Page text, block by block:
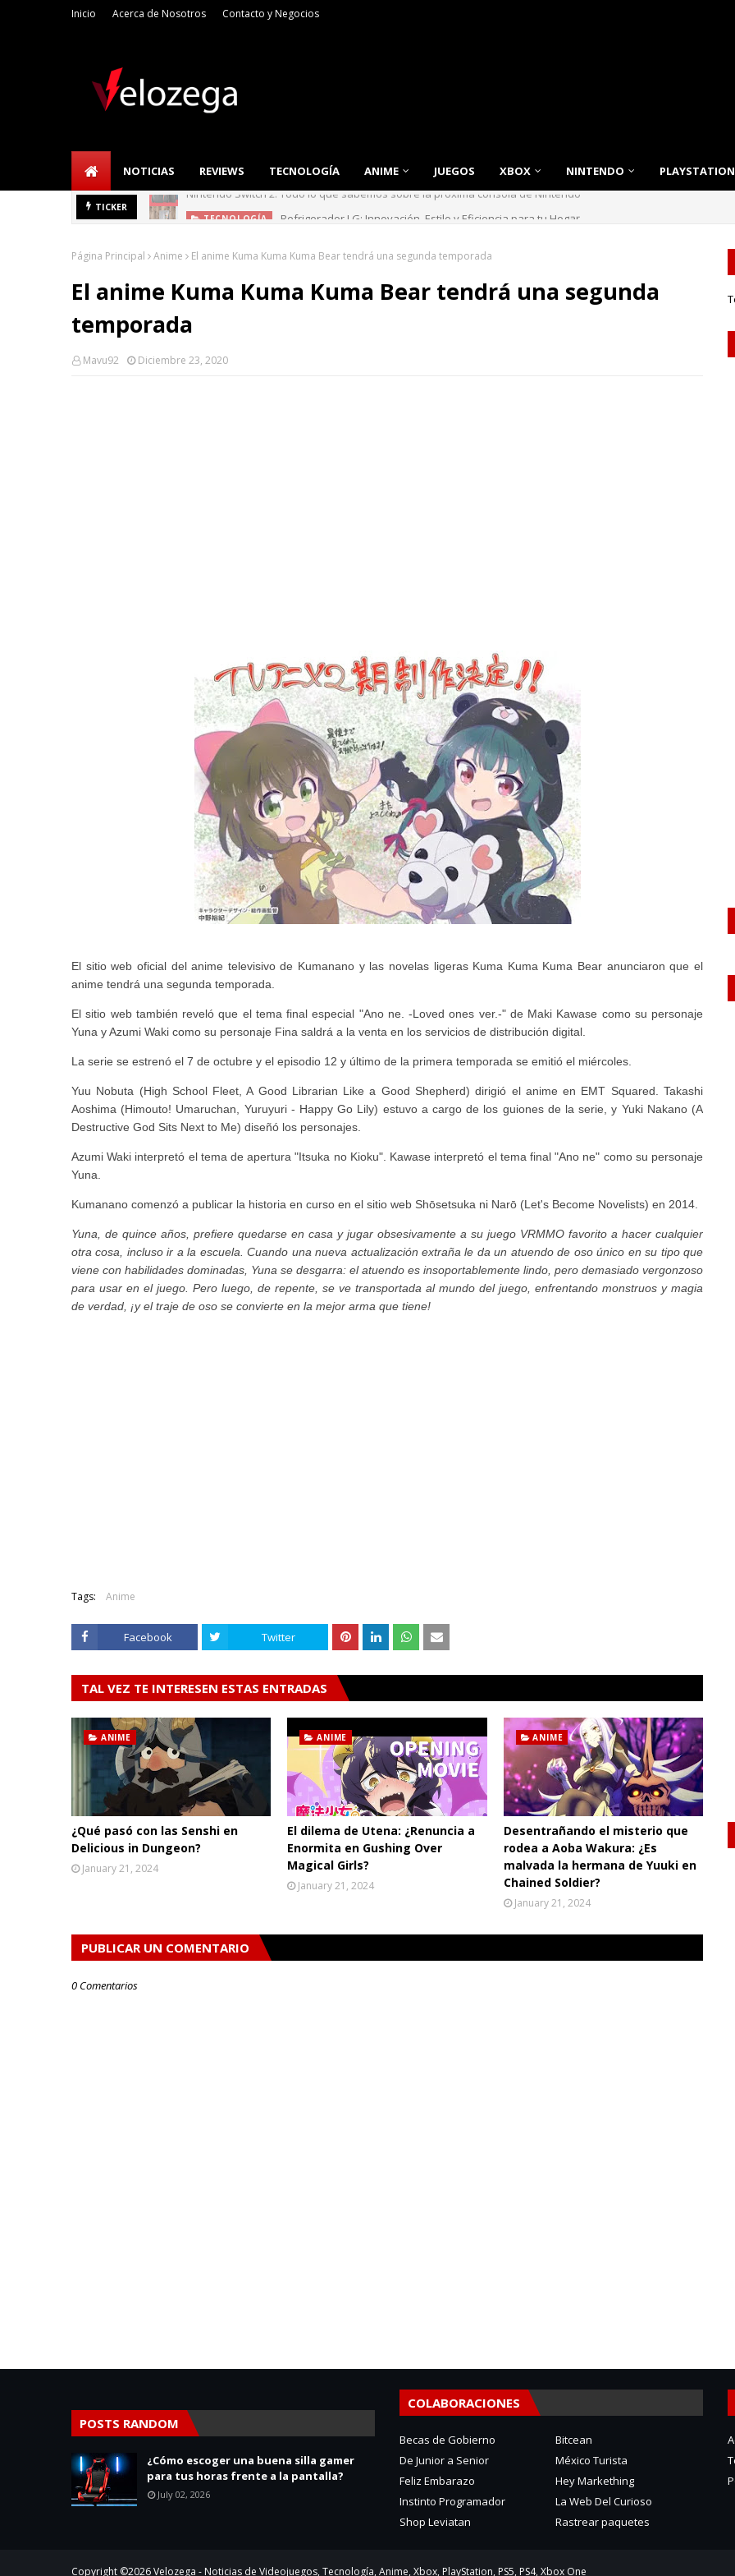
Inicio Acerca de Nosotros Contacto y Negocios
NOTICIAS REVIEWS TECNOLOGÍA ANIME JUEGOS XBOX NINTENDO PLAYSTATION
TICKER
Nintendo Switch 2: Todo lo que sabemos sobre la próxima consola de Nintendo
Página Principal Anime El anime Kuma Kuma Kuma Bear tendrá una segunda temporada
El anime Kuma Kuma Kuma Bear tendrá una segunda
temporada
Mavu92 Diciembre 23, 2020
El sitio web oficial del anime televisivo de Kumanano y las novelas ligeras Kuma Kuma Kuma Bear anunciaron que el
anime tendrá una segunda temporada.
El sitio web también reveló que el tema final especial "Ano ne. -Loved ones ver.-" de Maki Kawase como su personaje
Yuna y Azumi Waki como su personaje Fina saldrá a la venta en los servicios de distribución digital.
La serie se estrenó el 7 de octubre y el episodio 12 y último de la primera temporada se emitió el miércoles.
Yuu Nobuta (High School Fleet, A Good Librarian Like a Good Shepherd) dirigió el anime en EMT Squared. Takashi
Aoshima (Himouto! Umaruchan, Yuruyuri - Happy Go Lily) estuvo a cargo de los guiones de la serie, y Yuki Nakano (A
Destructive God Sits Next to Me) diseñó los personajes.
Azumi Waki interpretó el tema de apertura "Itsuka no Kioku". Kawase interpretó el tema final "Ano ne" como su personaje
Yuna.
Kumanano comenzó a publicar la historia en curso en el sitio web Shōsetsuka ni Narō (Let's Become Novelists) en 2014.
Yuna, de quince años, prefiere quedarse en casa y jugar obsesivamente a su juego VRMMO favorito a hacer cualquier
otra cosa, incluso ir a la escuela. Cuando una nueva actualización extraña le da un atuendo de oso único en su tipo que
viene con habilidades dominadas, Yuna se desgarra: el atuendo es insoportablemente lindo, pero demasiado vergonzoso
para usar en el juego. Pero luego, de repente, se ve transportada al mundo del juego, enfrentando monstruos y magia
de verdad, ¡y el traje de oso se convierte en la mejor arma que tiene!
Tags: Anime
Facebook Twitter
TAL VEZ TE INTERESEN ESTAS ENTRADAS
ANIME
¿Qué pasó con las Senshi en
Delicious in Dungeon?
January 21, 2024
ANIME
El dilema de Utena: ¿Renuncia a
Enormita en Gushing Over
Magical Girls?
January 21, 2024
ANIME
Desentrañando el misterio que
rodea a Aoba Wakura: ¿Es
malvada la hermana de Yuuki en
Chained Soldier?
January 21, 2024
PUBLICAR UN COMENTARIO
0 Comentarios
POSTS RANDOM
¿Cómo escoger una buena silla gamer
para tus horas frente a la pantalla?
July 02, 2026
COLABORACIONES
Becas de Gobierno
Bitcean
De Junior a Senior
México Turista
Feliz Embarazo
Hey Markething
Instinto Programador
La Web Del Curioso
Shop Leviatan
Rastrear paquetes
Copyright ©2026Velozega - Noticias de Videojuegos, Tecnología, Anime, Xbox, PlayStation, PS5, PS4, Xbox One